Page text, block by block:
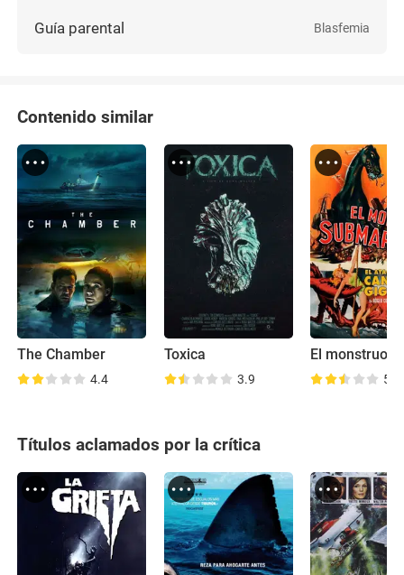
Guía parental Blasfemia
Contenido similar
The Chamber
4.4
Toxica
3.9 5.7
Títulos aclamados por la crítica